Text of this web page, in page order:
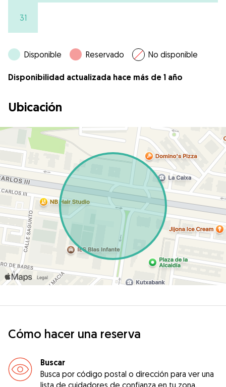
31
Disponible Reservado No disponible
Disponibilidad actualizada hace más de 1 año
Ubicación
Cómo hacer una reserva
Buscar
Busca por código postal o dirección para ver una
lista de cuidadores de confianza en tu zona.